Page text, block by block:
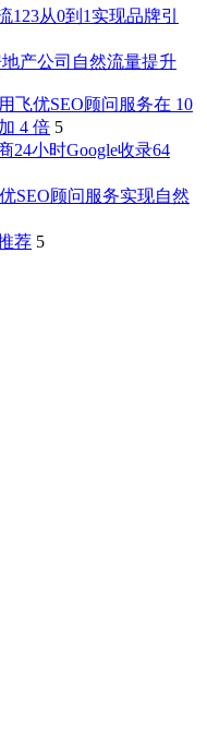
从0到1实现品牌引
地产公司自然流量提升
飞优SEO顾问服务在 10
4 倍 5
24小时Google收录64
SEO顾问服务实现自然
荐 5